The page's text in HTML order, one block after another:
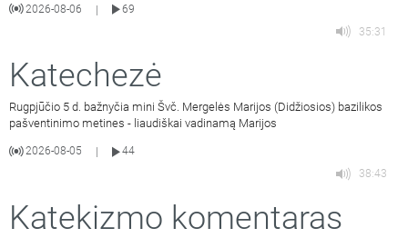
2026-08-06 |
69
35:31
Katechezė
Rugpjūčio 5 d. bažnyčia mini Švč. Mergelės Marijos (Didžiosios) bazilikos
pašventinimo metines - liaudiškai vadinamą Marijos
2026-08-05
44
38:43
Katekizmo komentaras